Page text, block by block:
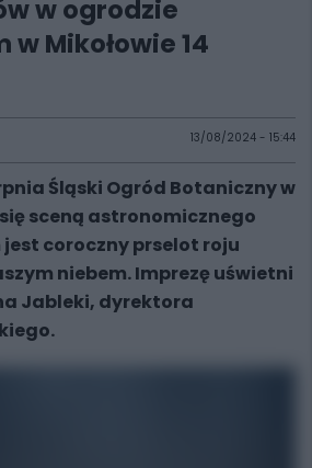
w ogrodzie
Mikołowie 14
13/08/2024 - 15:44
Śląski Ogród Botaniczny w
sceną astronomicznego
coroczny prselot roju
niebem. Imprezę uświetni
Jableki, dyrektora